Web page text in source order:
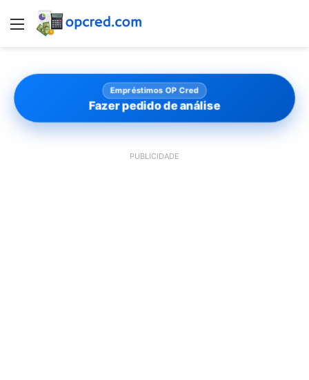
Menu
Empréstimos OP Cred
Fazer pedido de análise
PUBLICIDADE